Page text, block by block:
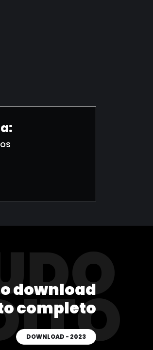
download
completo
DOWNLOAD - 2023